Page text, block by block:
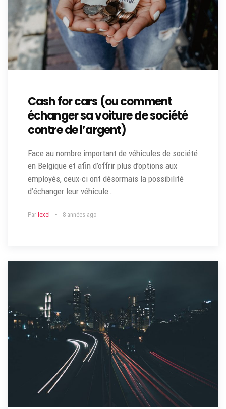
Cash for cars (ou comment
échanger sa voiture de société
contre de l’argent)
Face au nombre important de véhicules de société
en Belgique et afin d’offrir plus d’options aux
employés, ceux-ci ont désormais la possibilité
d’échanger leur véhicule…
Par lexel 8 années ago